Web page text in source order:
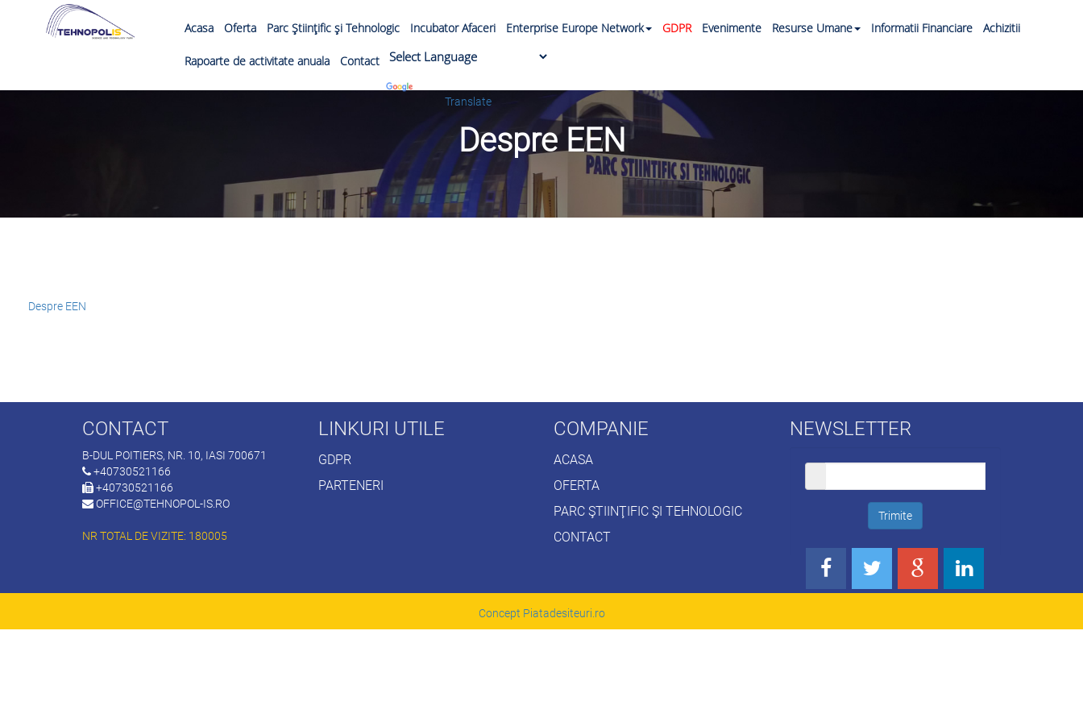
Acasa Oferta Parc Ştiinţific şi Tehnologic Incubator Afaceri Enterprise Europe Network GDPR Evenimente Resurse Umane Informatii Financiare Achizitii
Rapoarte de activitate anuala Contact
Translate
Despre EEN
Despre EEN
CONTACT
B-DUL POITIERS, NR. 10, IASI 700671
+40730521166
+40730521166
OFFICE@TEHNOPOL-IS.RO
NR TOTAL DE VIZITE: 180005
LINKURI UTILE
GDPR
PARTENERI
COMPANIE
ACASA
OFERTA
PARC ŞTIINŢIFIC ŞI TEHNOLOGIC
CONTACT
NEWSLETTER
Concept Piatadesiteuri.ro